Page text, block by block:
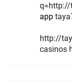
q=http://
app
http://
casinos